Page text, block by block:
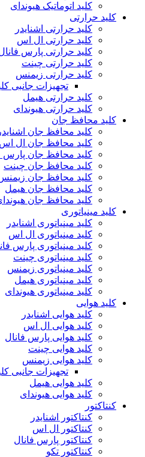
کلید اتوماتیک هیوندای
کلید حرارتی
کلید حرارتی اشنایدر
کلید حرارتی ال اس
کلید حرارتی پارس
کلید حرارتی چینت
کلید حرارتی زیمنس
تجهیزات جانبی
کلید حرارتی هیمل
کلید حرارتی هیوندای
کلید محافظ جان
کلید محافظ جان اشنایدر
کلید محافظ جان ال اس
کلید محافظ جان پارس
کلید محافظ جان چینت
کلید محافظ جان
کلید محافظ جان هیمل
کلید محافظ جان
کلید مینیاتوری
کلید مینیاتوری اشنایدر
کلید مینیاتوری ال اس
کلید مینیاتوری پارس
کلید مینیاتوری چینت
کلید مینیاتوری زیمنس
کلید مینیاتوری هیمل
کلید مینیاتوری هیوندای
کلید هوایی
کلید هوایی اشنایدر
کلید هوایی ال اس
کلید هوایی پارس فانال
کلید هوایی چینت
کلید هوایی زیمنس
تجهیزات جانبی
کلید هوایی هیمل
کلید هوایی هیوندای
کنتاکتور
کنتاکتور اشنایدر
کنتاکتور ال اس
کنتاکتور پارس فانال
کنتاکتور تکو